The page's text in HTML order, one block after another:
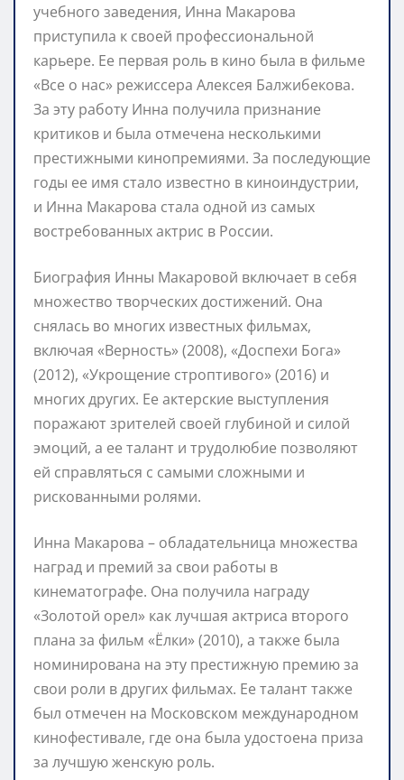
учебного заведения, Инна Макарова
приступила к своей профессиональной
карьере. Ее первая роль в кино была в фильме
«Все о нас» режиссера Алексея Балжибекова.
За эту работу Инна получила признание
критиков и была отмечена несколькими
престижными кинопремиями. За последующие
годы ее имя стало известно в киноиндустрии,
и Инна Макарова стала одной из самых
востребованных актрис в России.
Биография Инны Макаровой включает в себя
множество творческих достижений. Она
снялась во многих известных фильмах,
включая «Верность» (2008), «Доспехи Бога»
(2012), «Укрощение строптивого» (2016) и
многих других. Ее актерские выступления
поражают зрителей своей глубиной и силой
эмоций, а ее талант и трудолюбие позволяют
ей справляться с самыми сложными и
рискованными ролями.
Инна Макарова – обладательница множества
наград и премий за свои работы в
кинематографе. Она получила награду
«Золотой орел» как лучшая актриса второго
плана за фильм «Ёлки» (2010), а также была
номинирована на эту престижную премию за
свои роли в других фильмах. Ее талант также
был отмечен на Московском международном
кинофестивале, где она была удостоена приза
за лучшую женскую роль.